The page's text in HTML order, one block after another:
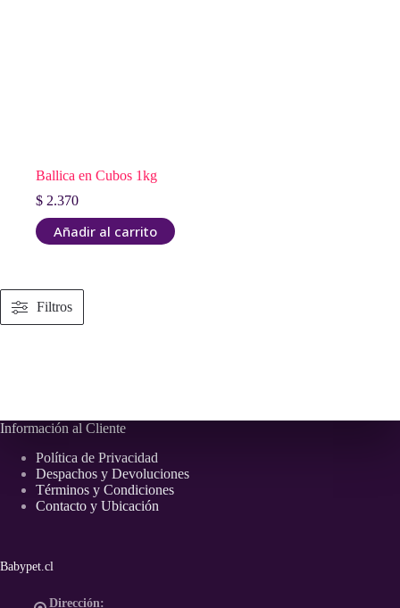
Ballica en Cubos 1kg
$ 2.370
Añadir al carrito
Filtros
Información al Cliente
Política de Privacidad
Despachos y Devoluciones
Términos y Condiciones
Contacto y Ubicación
Babypet.cl
Dirección: